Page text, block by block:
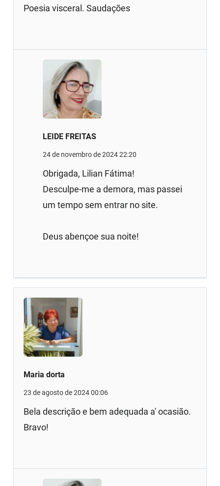
Poesia visceral. Saudações
LEIDE FREITAS
24 de novembro de 2024 22:20
Obrigada, Lilian Fátima!
Desculpe-me a demora, mas passei
um tempo sem entrar no site.
Deus abençoe sua noite!
Maria dorta
23 de agosto de 2024 00:06
Bela descrição e bem adequada a' ocasião.
Bravo!